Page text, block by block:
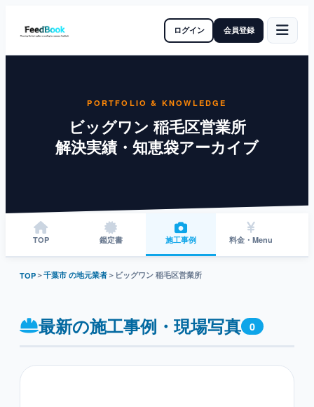
ログイン 会員登録
PORTFOLIO & KNOWLEDGE
ビッグワン 稲毛区営業所
解決実績・知恵袋アーカイブ
TOP 鑑定書 施工事例 料金・Menu
TOP＞千葉市 の地元業者＞ ビッグワン 稲毛区営業所
最新の施工事例・現場写真 0